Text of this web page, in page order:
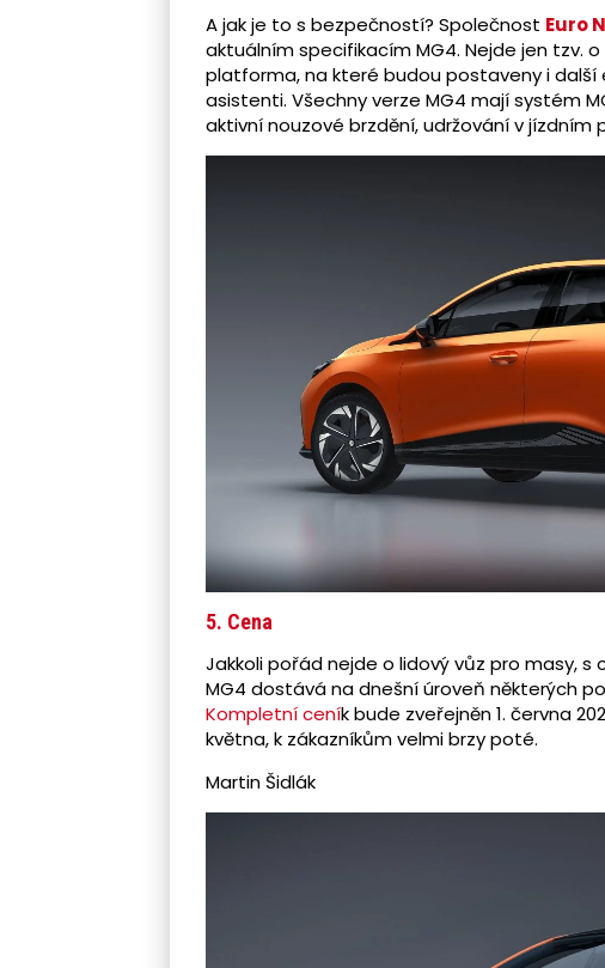
A jak je to s bezpečností? Společnost Euro
aktuálním specifikacím MG4. Nejde jen tzv.
platforma, na které budou postaveny i další
asistenti. Všechny verze MG4 mají systém
aktivní nouzové brzdění, udržování v
5. Cena
Jakkoli pořád nejde o lidový vůz pro masy, s
MG4 dostává na dnešní úroveň některých
Kompletní ceník bude zveřejněn 1. června
května, k zákazníkům velmi brzy poté.
Martin Šidlák